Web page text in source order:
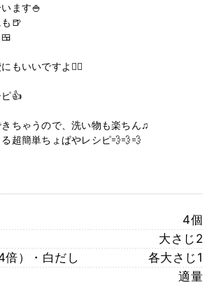
ます🍚
🍺
もいいですよ🙆‍♀️
👍
ちゃうので、洗い物も楽ちん♫
超簡単ちょぱやレシピ💨💨💨
4個
大さじ2
）・白だし
各大さじ1
適量